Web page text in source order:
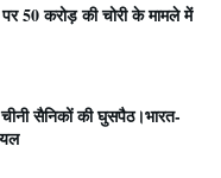
50 करोड़ की चोरी के मामले में
सैनिकों की घुसपैठ।भारत-